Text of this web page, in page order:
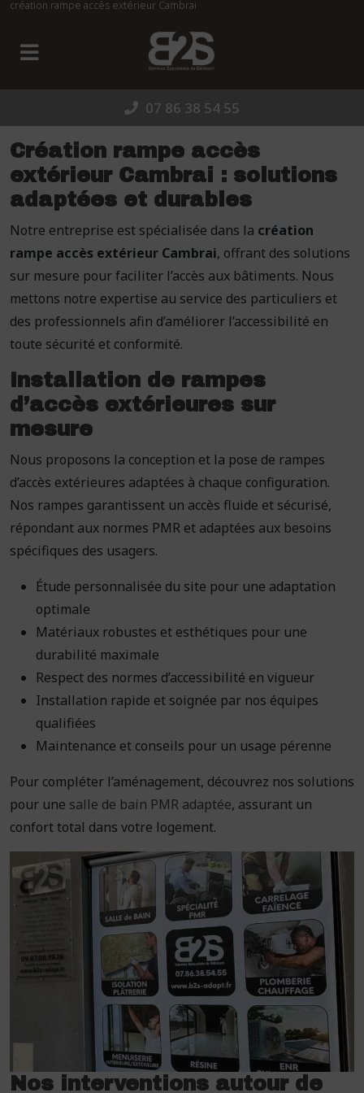
création rampe accès extérieur Cambrai
07 86 38 54 55
Création rampe accès
extérieur Cambrai : solutions
adaptées et durables
Notre entreprise est spécialisée dans la création
rampe accès extérieur Cambrai, offrant des solutions
sur mesure pour faciliter l’accès aux bâtiments. Nous
mettons notre expertise au service des particuliers et
des professionnels afin d’améliorer l’accessibilité en
toute sécurité et conformité.
Installation de rampes
d’accès extérieures sur
mesure
Nous proposons la conception et la pose de rampes
d’accès extérieures adaptées à chaque configuration.
Nos rampes garantissent un accès fluide et sécurisé,
répondant aux normes PMR et adaptées aux besoins
spécifiques des usagers.
Étude personnalisée du site pour une adaptation
optimale
Matériaux robustes et esthétiques pour une
durabilité maximale
Respect des normes d’accessibilité en vigueur
Installation rapide et soignée par nos équipes
qualifiées
Maintenance et conseils pour un usage pérenne
Pour compléter l’aménagement, découvrez nos solutions
pour une salle de bain PMR adaptée, assurant un
confort total dans votre logement.
Nos interventions autour de
Panneau de gestion des cookies